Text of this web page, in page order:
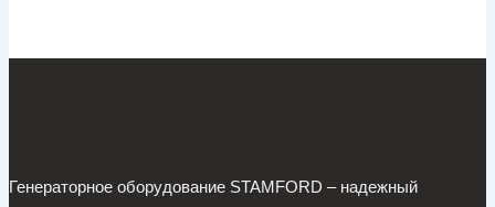
Генераторное оборудование STAMFORD – надежный